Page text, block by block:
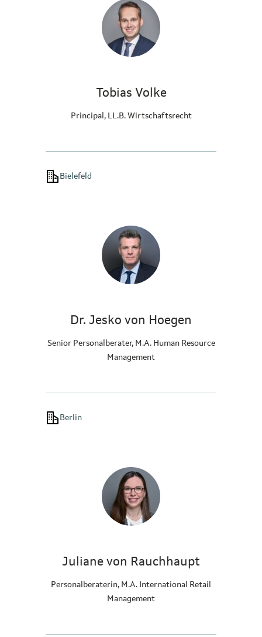
Tobias Volke
Principal, LL.B. Wirtschaftsrecht
Bielefeld
Dr. Jesko von Hoegen
Senior Personalberater, M.A. Human Resource
Management
Berlin
Juliane von Rauchhaupt
Personalberaterin, M.A. International Retail
Management